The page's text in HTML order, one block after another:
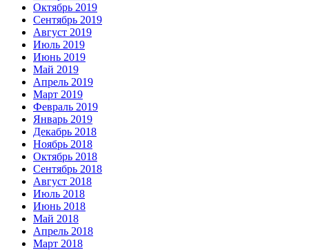
Октябрь 2019
Сентябрь 2019
Август 2019
Июль 2019
Июнь 2019
Май 2019
Апрель 2019
Март 2019
Февраль 2019
Январь 2019
Декабрь 2018
Ноябрь 2018
Октябрь 2018
Сентябрь 2018
Август 2018
Июль 2018
Июнь 2018
Май 2018
Апрель 2018
Март 2018